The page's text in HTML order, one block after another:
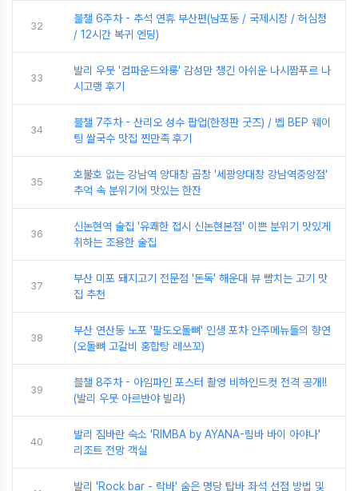
32
블챌 6주차 - 추석 연휴 부산편(남포동 / 국제시장 / 허심청
/ 12시간 복귀 엔딩)
33
발리 우붓 '컴파운드와룽' 감성만 챙긴 아쉬운 나시짬푸르 나
시고랭 후기
34
블챌 7주차 - 산리오 성수 팝업(한정판 굿즈) / 벱 BEP 웨이
팅 쌀국수 맛집 찐만족 후기
35
호불호 없는 강남역 양대창 곱창 '세광양대창 강남역중앙점'
추억 속 분위기에 맛있는 한잔
36
신논현역 술집 '유쾌한 접시 신논현본점' 이쁜 분위기 맛있게
취하는 조용한 술집
37
부산 미포 돼지고기 전문점 '돈독' 해운대 뷰 뺨치는 고기 맛
집 추천
38
부산 연산동 노포 '팔도오돌뼈' 인생 포차 안주메뉴들의 향연
(오돌뼈 고갈비 홍합탕 레쓰꼬)
39
블챌 8주차 - 아임파인 포스터 촬영 비하인드컷 전격 공개!!
(발리 우붓 아르반야 빌라)
40
발리 짐바란 숙소 'RIMBA by AYANA-림바 바이 아야나'
리조트 전망 객실
발리 'Rock bar - 락바' 숨은 명당 탑바 좌석 선점 방법 및